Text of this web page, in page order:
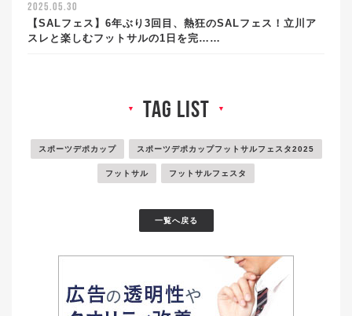
2025.05.30
【SALフェス】6年ぶり3回目、熱狂のSALフェス！立川ア
スレと楽しむフットサルの1日を完……
▼ tag list ▼
スポーツデポカップ スポーツデポカップフットサルフェスタ2025
フットサル フットサルフェスタ
一覧へ戻る